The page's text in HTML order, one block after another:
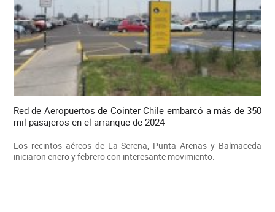
Red de Aeropuertos de Cointer Chile embarcó a más de 350
mil pasajeros en el arranque de 2024
Los recintos aéreos de La Serena, Punta Arenas y Balmaceda
iniciaron enero y febrero con interesante movimiento.